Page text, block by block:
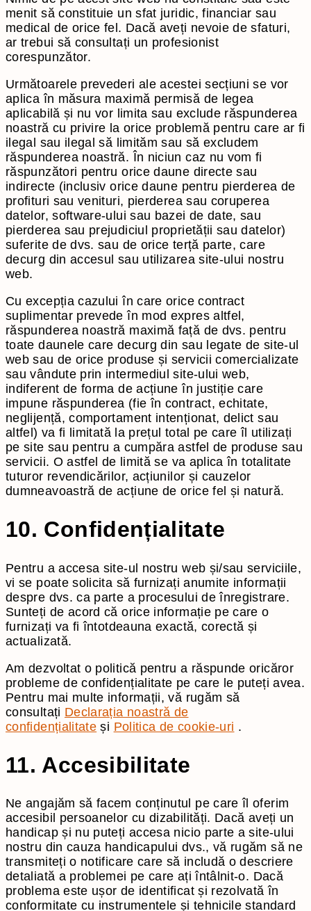
menit să constituie un sfat juridic, financiar sau
medical de orice fel. Dacă aveți nevoie de sfaturi,
ar trebui să consultați un profesionist
corespunzător.
Următoarele prevederi ale acestei secțiuni se vor
aplica în măsura maximă permisă de legea
aplicabilă și nu vor limita sau exclude răspunderea
noastră cu privire la orice problemă pentru care ar fi
ilegal sau ilegal să limităm sau să excludem
răspunderea noastră. În niciun caz nu vom fi
răspunzători pentru orice daune directe sau
indirecte (inclusiv orice daune pentru pierderea de
profituri sau venituri, pierderea sau coruperea
datelor, software-ului sau bazei de date, sau
pierderea sau prejudiciul proprietății sau datelor)
suferite de dvs. sau de orice terță parte, care
decurg din accesul sau utilizarea site-ului nostru
web.
Cu excepția cazului în care orice contract
suplimentar prevede în mod expres altfel,
răspunderea noastră maximă față de dvs. pentru
toate daunele care decurg din sau legate de site-ul
web sau de orice produse și servicii comercializate
sau vândute prin intermediul site-ului web,
indiferent de forma de acțiune în justiție care
impune răspunderea (fie în contract, echitate,
neglijență, comportament intenționat, delict sau
altfel) va fi limitată la prețul total pe care îl utilizați
pe site sau pentru a cumpăra astfel de produse sau
servicii. O astfel de limită se va aplica în totalitate
tuturor revendicărilor, acțiunilor și cauzelor
dumneavoastră de acțiune de orice fel și natură.
10. Confidențialitate
Pentru a accesa site-ul nostru web și/sau serviciile,
vi se poate solicita să furnizați anumite informații
despre dvs. ca parte a procesului de înregistrare.
Sunteți de acord că orice informație pe care o
furnizați va fi întotdeauna exactă, corectă și
actualizată.
Am dezvoltat o politică pentru a răspunde oricăror
probleme de confidențialitate pe care le puteți avea.
Pentru mai multe informații, vă rugăm să
consultați Declarația noastră de
confidențialitate și Politica de cookie-uri .
11. Accesibilitate
Ne angajăm să facem conținutul pe care îl oferim
accesibil persoanelor cu dizabilități. Dacă aveți un
handicap și nu puteți accesa nicio parte a site-ului
nostru din cauza handicapului dvs., vă rugăm să ne
transmiteți o notificare care să includă o descriere
detaliată a problemei pe care ați întâlnit-o. Dacă
problema este ușor de identificat și rezolvată în
conformitate cu instrumentele și tehnicile standard